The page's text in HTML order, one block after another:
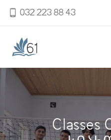
032 223 88 43
Classes